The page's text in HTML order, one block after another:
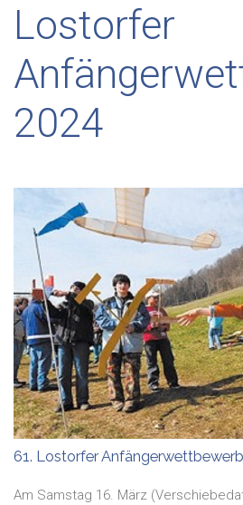
Lostorfer
2024
61. Lostorfer
Am Samstag 16. März